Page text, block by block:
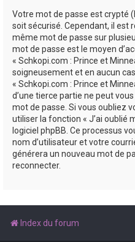
Votre mot de passe est crypté
soit sécurisé. Cependant, il est
même mot de passe sur
mot de passe est le moyen
« Schkopi.com : Prince et
soigneusement et en aucun
« Schkopi.com : Prince et
d’une tierce partie ne peut
mot de passe. Si vous oubliez
utiliser la fonction « J’ai oublié
logiciel phpBB. Ce processus
nom d’utilisateur et votre
générera un nouveau mot de
reconnecter.
Index du forum